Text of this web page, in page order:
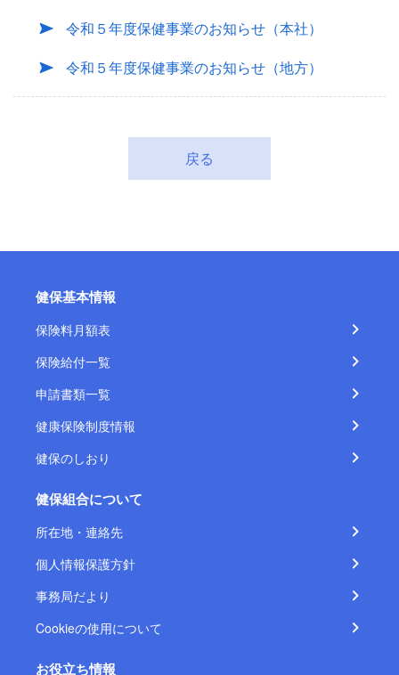
令和５年度保健事業のお知らせ（本社）
令和５年度保健事業のお知らせ（地方）
戻る
健保基本情報
保険料月額表
保険給付一覧
申請書類一覧
健康保険制度情報
健保のしおり
健保組合について
所在地・連絡先
個人情報保護方針
事務局だより
Cookieの使用について
お役立ち情報